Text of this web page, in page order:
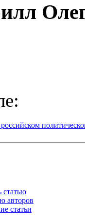
статью
авторов
статьи